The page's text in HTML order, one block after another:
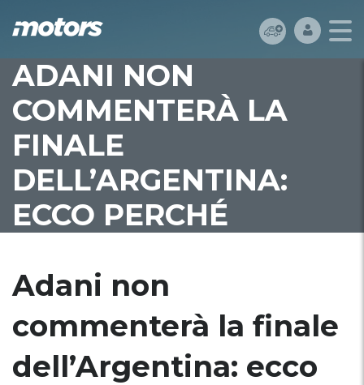
ADANI NON
COMMENTERÀ LA
FINALE
DELL’ARGENTINA:
ECCO PERCHÉ
Adani non
commenterà la finale
dell’Argentina: ecco